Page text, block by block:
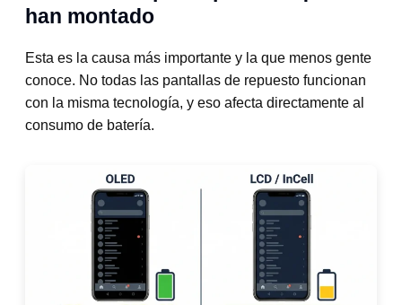
han montado
Esta es la causa más importante y la que menos gente
conoce. No todas las pantallas de repuesto funcionan
con la misma tecnología, y eso afecta directamente al
consumo de batería.